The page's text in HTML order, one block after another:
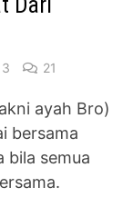
Dari
21
ayah Bro)
bersama
bila semua